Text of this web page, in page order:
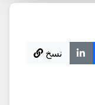
نسخ